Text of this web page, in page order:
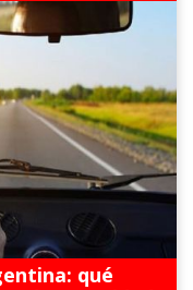
qué